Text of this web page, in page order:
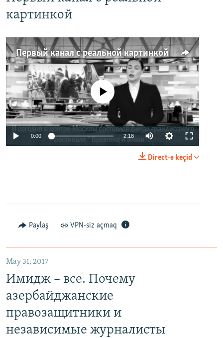
картинкой
Первый канал с реальной картинкой
No media source currently available
0:00 2:18
Direct-ə keçid
Paylaş VPN-siz açmaq
May 31, 2017
Имидж – все. Почему
азербайджанские
правозащитники и
независимые журналисты